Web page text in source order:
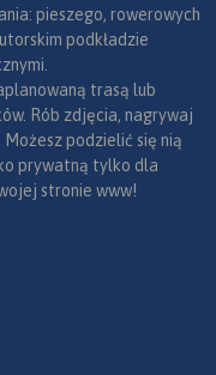
pieszego, rowerowych
podkładzie
trasą lub
Rób zdjęcia, nagrywaj
podzielić się nią
prywatną tylko dla
stronie www!